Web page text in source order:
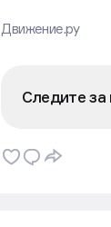
Движение.ру
Следите